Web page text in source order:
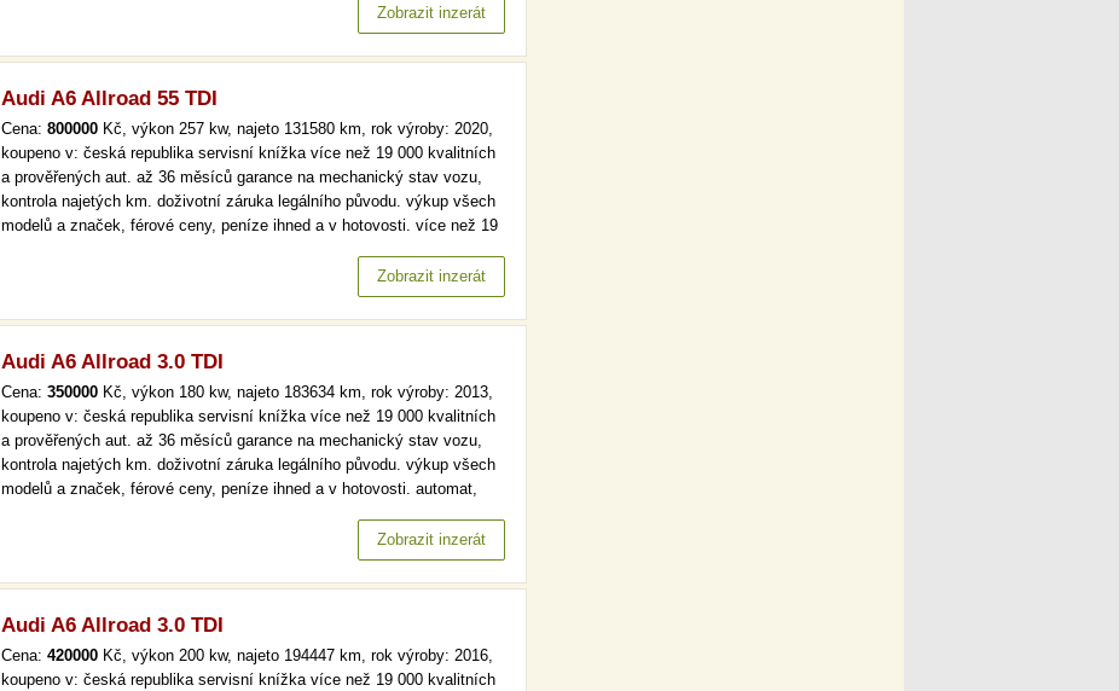
36 měsíců garance na mechanický stav vozu, kontrola…Zobrazit inzerát
Audi A6 Allroad 55 TDI
Cena: 800000 Kč, výkon 257 kw, najeto 131580 km, rok výroby: 2020,
koupeno v: česká republika servisní knížka více než 19 000 kvalitních
a prověřených aut. až 36 měsíců garance na mechanický stav vozu,
kontrola najetých km. doživotní záruka legálního původu. výkup všech
modelů a značek, férové ceny, peníze ihned a v hotovosti. více než 19
mechanický stav vozu, kontrola najetých km. doživotní záruka…
Zobrazit inzerát
Audi A6 Allroad 3.0 TDI
Cena: 350000 Kč, výkon 180 kw, najeto 183634 km, rok výroby: 2013,
koupeno v: česká republika servisní knížka více než 19 000 kvalitních
a prověřených aut. až 36 měsíců garance na mechanický stav vozu,
kontrola najetých km. doživotní záruka legálního původu. výkup všech
modelů a značek, férové ceny, peníze ihned a v hotovosti. automat,
aut. až 36 měsíců garance na mechanický stav vozu,…Zobrazit inzerát
Audi A6 Allroad 3.0 TDI
Cena: 420000 Kč, výkon 200 kw, najeto 194447 km, rok výroby: 2016,
koupeno v: česká republika servisní knížka více než 19 000 kvalitních